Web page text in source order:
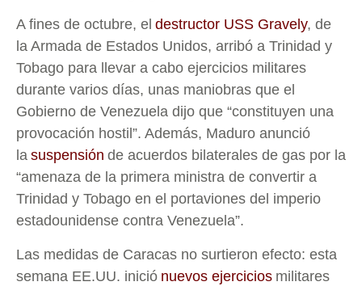
A fines de octubre, el destructor USS Gravely, de
la Armada de Estados Unidos, arribó a Trinidad y
Tobago para llevar a cabo ejercicios militares
durante varios días, unas maniobras que el
Gobierno de Venezuela dijo que “constituyen una
provocación hostil”. Además, Maduro anunció
la suspensión de acuerdos bilaterales de gas por la
“amenaza de la primera ministra de convertir a
Trinidad y Tobago en el portaviones del imperio
estadounidense contra Venezuela”.
Las medidas de Caracas no surtieron efecto: esta
semana EE.UU. inició nuevos ejercicios militares